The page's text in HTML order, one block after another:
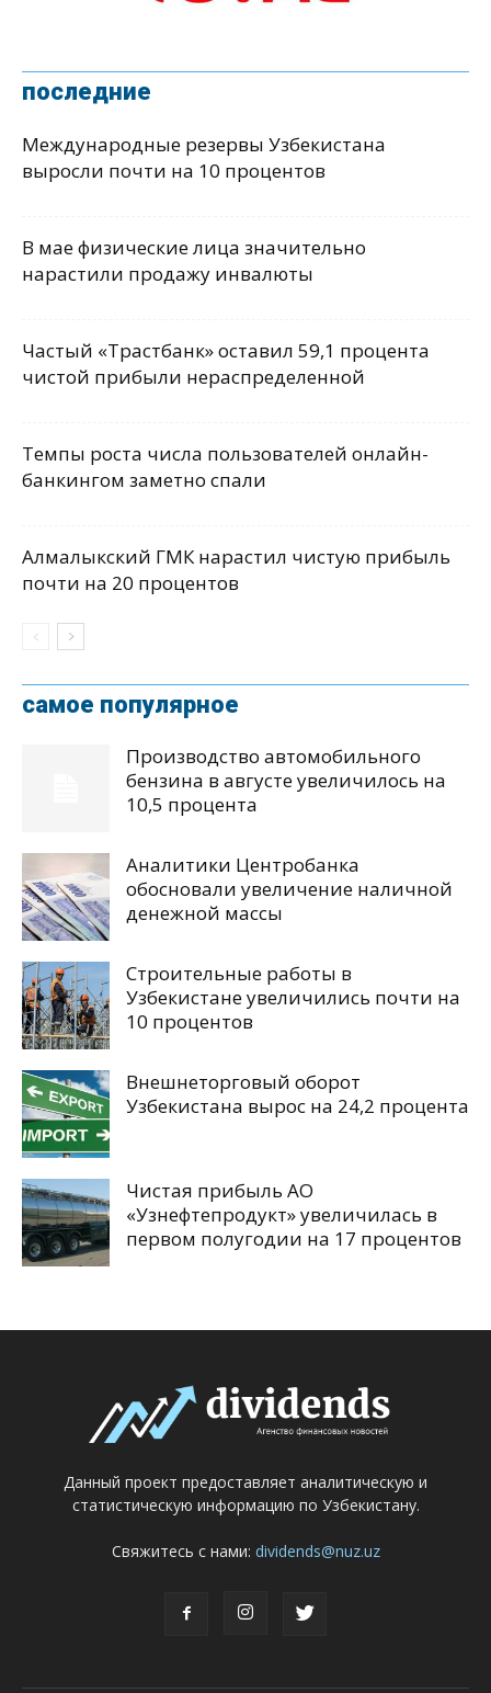
последние
Международные резервы Узбекистана
выросли почти на 10 процентов
В мае физические лица значительно
нарастили продажу инвалюты
Частый «Трастбанк» оставил 59,1 процента
чистой прибыли нераспределенной
Темпы роста числа пользователей онлайн-
банкингом заметно спали
Алмалыкский ГМК нарастил чистую прибыль
почти на 20 процентов
самое популярное
Производство автомобильного
бензина в августе увеличилось на
10,5 процента
Аналитики Центробанка
обосновали увеличение наличной
денежной массы
Строительные работы в
Узбекистане увеличились почти на
10 процентов
Внешнеторговый оборот
Узбекистана вырос на 24,2 процента
Чистая прибыль АО
«Узнефтепродукт» увеличилась в
первом полугодии на 17 процентов
Данный проект предоставляет аналитическую и
статистическую информацию по Узбекистану.
Свяжитесь с нами: dividends@nuz.uz